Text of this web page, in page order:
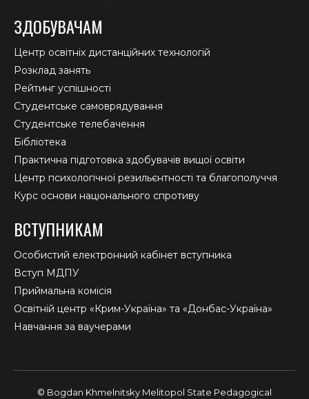
ЗДОБУВАЧАМ
Центр освітніх дистанційних технологій
Розклад занять
Рейтинг успішності
Студентське самоврядування
Студентське телебачення
Бібліотека
Практична підготовка здобувачів вищої освіти
Центр психологічної резильєнтності та благополуччя
Курс основи національного спротиву
ВСТУПНИКАМ
Особистий електронний кабінет вступника
Вступ МДПУ
Приймальна комісія
Освітній центр «Крим-Україна» та «Донбас-Україна»
Навчання за ваучерами
© Bogdan Khmelnitsky Melitopol State Pedagogical